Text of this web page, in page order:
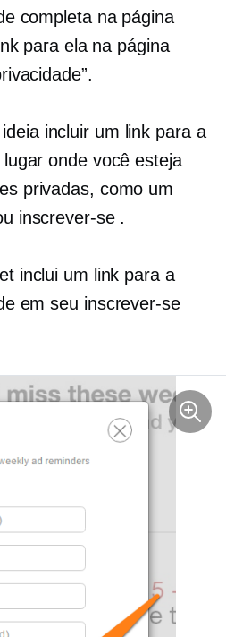
completa na página
para ela na página
incluir um link para a
onde você esteja
privadas, como um
inscrever-se.
inclui um link para a
em seu inscrever-se